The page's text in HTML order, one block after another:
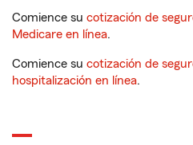
Comience su cotización de
Medicare en línea.
Comience su cotización de
hospitalización en línea.